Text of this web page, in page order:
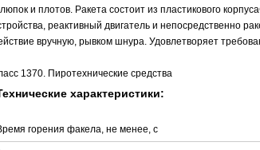
и плотов. Ракета состоит из пластикового
реактивный двигатель и непосредственно
вручную, рывком шнура. Удовлетворяет
1370. Пиротехнические средства
характеристики:
горения факела, не менее, с